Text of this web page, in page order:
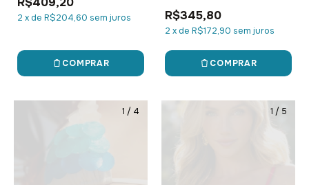
2 xde R$204,60 sem juros
COMPRAR
R$345,80
2 xde R$172,90 sem juros
COMPRAR
1 / 4 1 / 5